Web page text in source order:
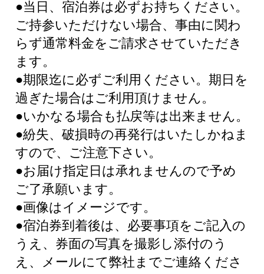
●当日、宿泊券は必ずお持ちください。
ご持参いただけない場合、事由に関わ
らず通常料金をご請求させていただき
ます。
●期限迄に必ずご利用ください。期日を
過ぎた場合はご利用頂けません。
●いかなる場合も払戻等は出来ません。
●紛失、破損時の再発行はいたしかねま
すので、ご注意下さい。
●お届け指定日は承れませんので予め
ご了承願います。
●画像はイメージです。
●宿泊券到着後は、必要事項をご記入の
うえ、券面の写真を撮影し添付のう
え、メールにて弊社までご連絡くださ